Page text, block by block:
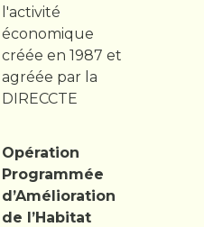
l'activité
économique
créée en 1987 et
agréée par la
DIRECCTE
Opération
Programmée
d’Amélioration
de l’Habitat